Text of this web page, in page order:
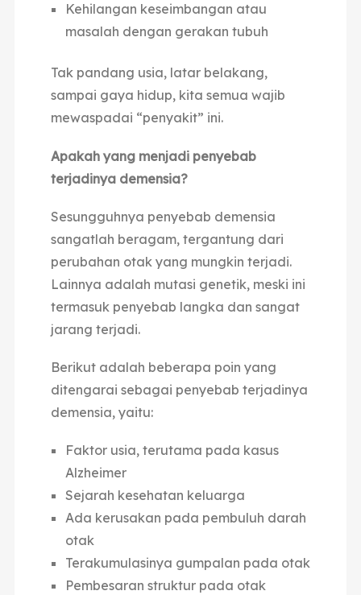
Kehilangan keseimbangan atau
masalah dengan gerakan tubuh
Tak pandang usia, latar belakang,
sampai gaya hidup, kita semua wajib
mewaspadai “penyakit” ini.
Apakah yang menjadi penyebab
terjadinya demensia?
Sesungguhnya penyebab demensia
sangatlah beragam, tergantung dari
perubahan otak yang mungkin terjadi.
Lainnya adalah mutasi genetik, meski ini
termasuk penyebab langka dan sangat
jarang terjadi.
Berikut adalah beberapa poin yang
ditengarai sebagai penyebab terjadinya
demensia, yaitu:
Faktor usia, terutama pada kasus
Alzheimer
Sejarah kesehatan keluarga
Ada kerusakan pada pembuluh darah
otak
Terakumulasinya gumpalan pada otak
Pembesaran struktur pada otak